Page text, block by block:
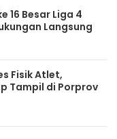
16 Besar Liga 4
Langsung
Fisik Atlet,
Tampil di Porprov